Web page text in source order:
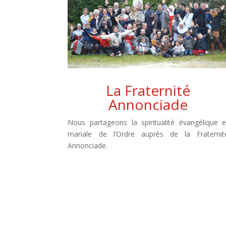
La Fraternité
Annonciade
Nous partageons la spiritualité évangélique
mariale de l’Ordre auprès de la
Annonciade.